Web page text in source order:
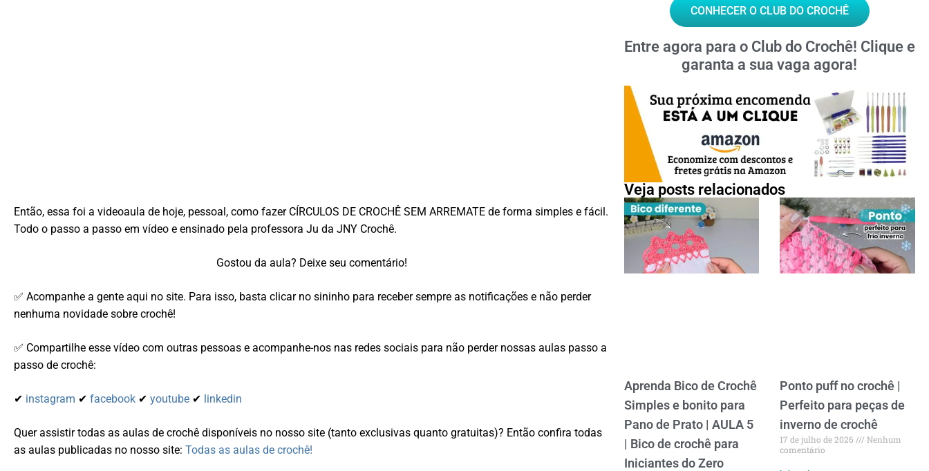
CONHECER O CLUB DO CROCHÊ
Entre agora para o Club do Crochê! Clique e
garanta a sua vaga agora!
Veja posts relacionados
Aprenda Bico de Crochê
Simples e bonito para
Pano de Prato | AULA 5
| Bico de crochê para
Iniciantes do Zero
Ponto puff no crochê |
Perfeito para peças de
inverno de crochê
17 de julho de 2026
Nenhum
comentário
Então, essa foi a videoaula de hoje, pessoal, como fazer CÍRCULOS DE CROCHÊ SEM ARREMATE de forma simples e fácil.
Todo o passo a passo em vídeo e ensinado pela professora Ju da JNY Crochê.
Gostou da aula? Deixe seu comentário!
✅ Acompanhe a gente aqui no site. Para isso, basta clicar no sininho para receber sempre as notificações e não perder
nenhuma novidade sobre crochê!
✅ Compartilhe esse vídeo com outras pessoas e acompanhe-nos nas redes sociais para não perder nossas aulas passo a
passo de crochê:
✔ instagram ✔facebook ✔youtube ✔ linkedin
Quer assistir todas as aulas de crochê disponíveis no nosso site (tanto exclusivas quanto gratuitas)? Então confira todas
as aulas publicadas no nosso site:Todas as aulas de crochê!